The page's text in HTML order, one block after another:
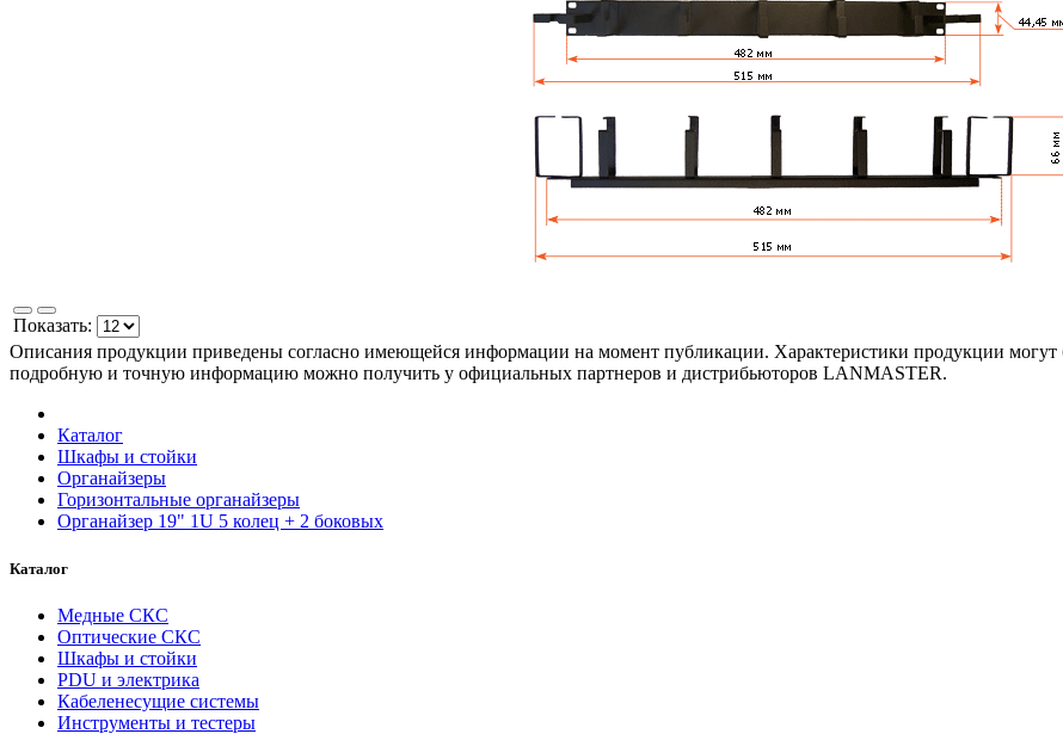
Показать:
Описания продукции приведены согласно имеющейся информации на момент публикации. Характеристики продукции могут
подробную и точную информацию можно получить у официальных партнеров и дистрибьюторов LANMASTER.
Каталог
Шкафы и стойки
Органайзеры
Горизонтальные органайзеры
Органайзер 19" 1U 5 колец + 2 боковых
Каталог
Медные СКС
Оптические СКС
Шкафы и стойки
PDU и электрика
Кабеленесущие системы
Инструменты и тестеры